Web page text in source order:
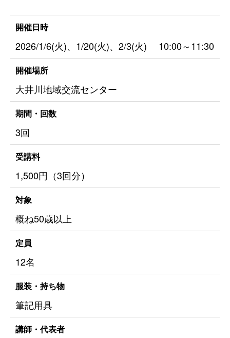
開催日時
2026/1/6(火)、1/20(火)、2/3(火) 10:00～11:30
開催場所
大井川地域交流センター
期間・回数
3回
受講料
1,500円（3回分）
対象
概ね50歳以上
定員
12名
服装・持ち物
筆記用具
講師・代表者